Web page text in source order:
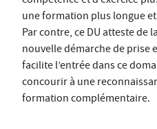
une formation plus longue
Par contre, ce DU atteste de
nouvelle démarche de prise
facilite l’entrée dans ce
concourir à une
formation complémentaire.